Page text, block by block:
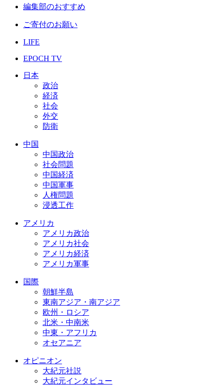
編集部のおすすめ
ご寄付のお願い
LIFE
EPOCH TV
日本
政治
経済
社会
外交
防衛
中国
中国政治
社会問題
中国経済
中国軍事
人権問題
浸透工作
アメリカ
アメリカ政治
アメリカ社会
アメリカ経済
アメリカ軍事
国際
朝鮮半島
東南アジア・南アジア
欧州・ロシア
北米・中南米
中東・アフリカ
オセアニア
オピニオン
大紀元社説
大紀元インタビュー